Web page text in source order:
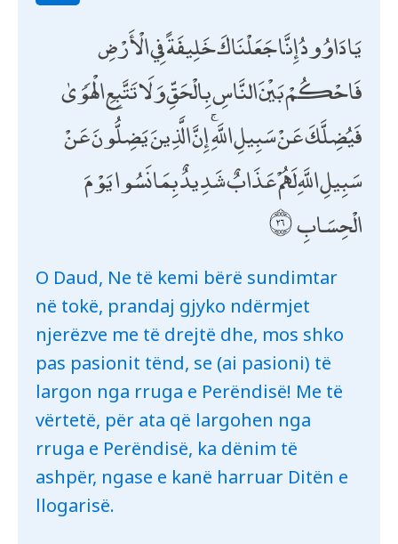
يَا دَاوُودُ إِنَّا جَعَلْنَاكَ خَلِيفَةً فِي الْأَرْضِ
فَاحْكُمْ بَيْنَ النَّاسِ بِالْحَقِّ وَلَا تَتَّبِعِ الْهَوَىٰ
فَيُضِلَّكَ عَنْ سَبِيلِ اللَّهِ ۚ إِنَّ الَّذِينَ يَضِلُّونَ عَنْ
سَبِيلِ اللَّهِ لَهُمْ عَذَابٌ شَدِيدٌ بِمَا نَسُوا يَوْمَ
الْحِسَابِ
O Daud, Ne të kemi bërë sundimtar
në tokë, prandaj gjyko ndërmjet
njerëzve me të drejtë dhe, mos shko
pas pasionit tënd, se (ai pasioni) të
largon nga rruga e Perëndisë! Me të
vërtetë, për ata që largohen nga
rruga e Perëndisë, ka dënim të
ashpër, ngase e kanë harruar Ditën e
llogarisë.